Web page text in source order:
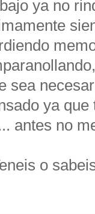
ya no
sea
ya
antes no
o